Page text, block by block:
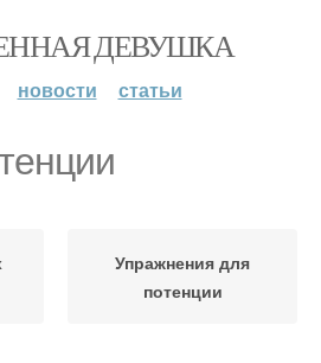
ДЕВУШКА
новости статьи
Упражнения для
потенции